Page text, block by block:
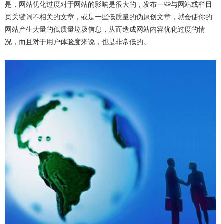
是，网站优化过度对于网站的影响是很大的，发布一些与网站或栏目
页关键词不相关的文章，或是一些低质量的伪原创文章，就会使你的
网站产生大量的低质量垃圾信息，从而造成网站内容优化过度的情
况，而且对于用户体验度来说，也是非常低的。